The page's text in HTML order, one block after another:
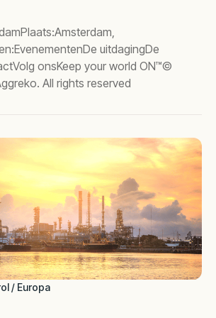
uitdagingDe
onsKeep your world ON™©
All rights reserved
/ Europa